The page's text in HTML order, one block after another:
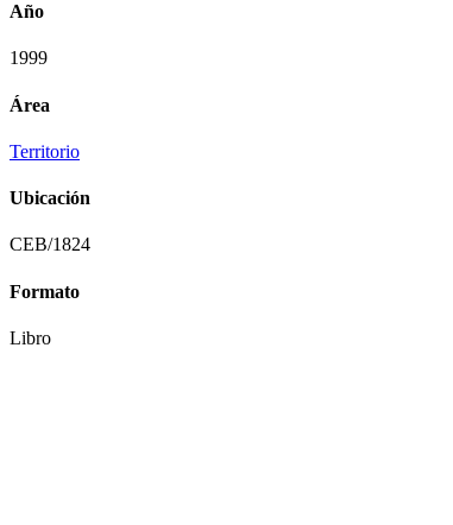
Año
1999
Área
Territorio
Ubicación
CEB/1824
Formato
Libro